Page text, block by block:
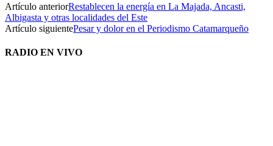
Artículo anteriorRestablecen la energía en La Majada, Ancasti,
Albigasta y otras localidades del Este
Artículo siguientePesar y dolor en el Periodismo Catamarqueño
RADIO EN VIVO